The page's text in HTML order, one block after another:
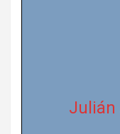
Julián